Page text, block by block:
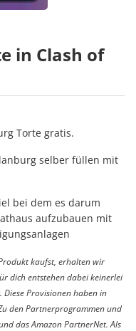
in Clash of
Torte gratis.
selber füllen mit
bei dem es darum
aufzubauen mit
kaufst, erhalten wir
dich entstehen dabei keinerlei
Provisionen haben in
den Partnerprogrammen und
das Amazon PartnerNet. Als